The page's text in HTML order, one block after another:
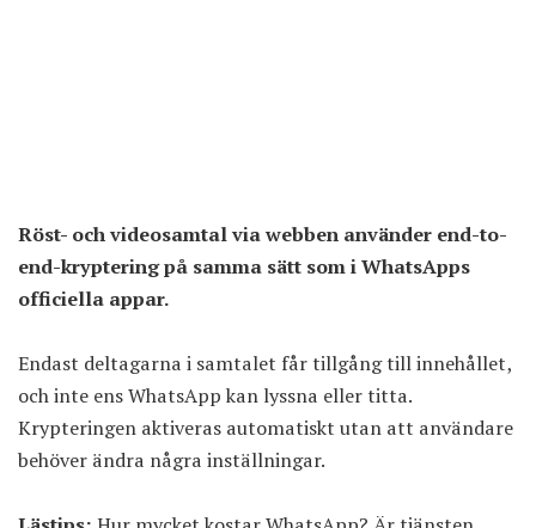
Röst- och videosamtal via webben använder end-to-
end-kryptering på samma sätt som i WhatsApps
officiella appar.
Endast deltagarna i samtalet får tillgång till innehållet,
och inte ens WhatsApp kan lyssna eller titta.
Krypteringen aktiveras automatiskt utan att användare
behöver ändra några inställningar.